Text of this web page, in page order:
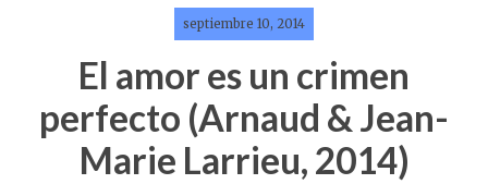
septiembre 10, 2014
El amor es un crimen
perfecto (Arnaud & Jean-
Marie Larrieu, 2014)